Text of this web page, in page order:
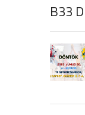
B33